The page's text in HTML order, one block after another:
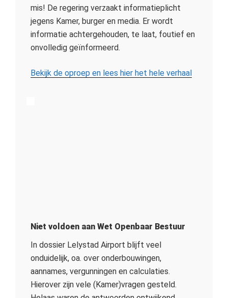
mis! De regering verzaakt informatieplicht
jegens Kamer, burger en media. Er wordt
informatie achtergehouden, te laat, foutief en
onvolledig geïnformeerd.
Bekijk de oproep en lees hier het hele verhaal
Niet voldoen aan Wet Openbaar Bestuur
In dossier Lelystad Airport blijft veel
onduidelijk, oa. over onderbouwingen,
aannames, vergunningen en calculaties.
Hierover zijn vele (Kamer)vragen gesteld.